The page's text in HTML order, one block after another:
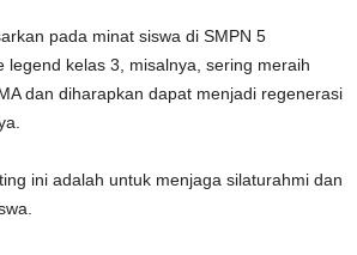
pada minat siswa di SMPN 5
legend kelas 3, misalnya, sering meraih
dan diharapkan dapat menjadi regenerasi
ini adalah untuk menjaga silaturahmi dan